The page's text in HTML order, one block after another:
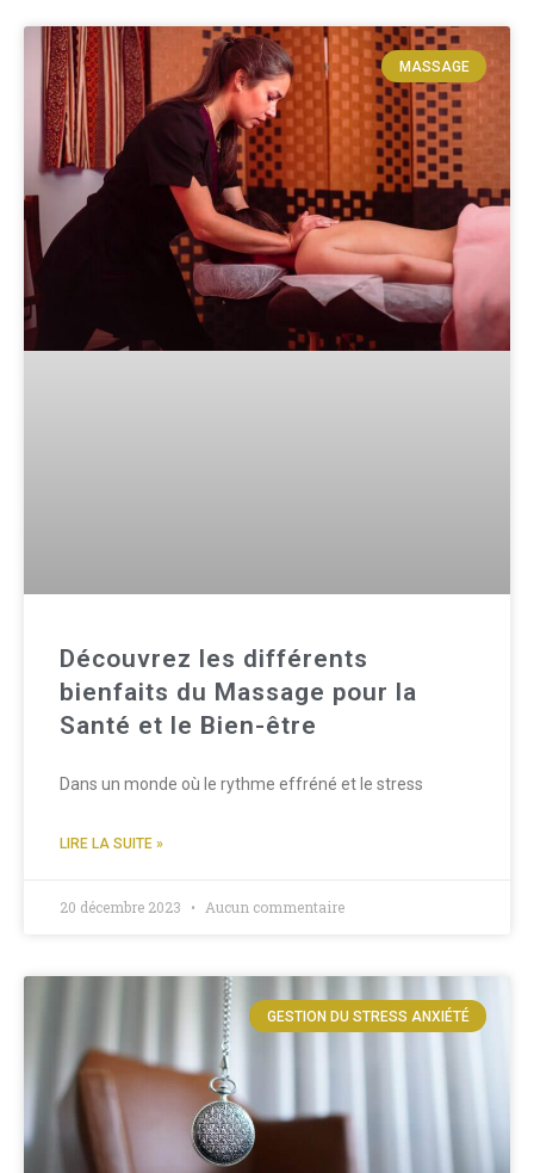
MASSAGE
Découvrez les différents
bienfaits du Massage pour la
Santé et le Bien-être
Dans un monde où le rythme effréné et le stress
LIRE LA SUITE »
20 décembre 2023 Aucun commentaire
GESTION DU STRESS ANXIÉTÉ